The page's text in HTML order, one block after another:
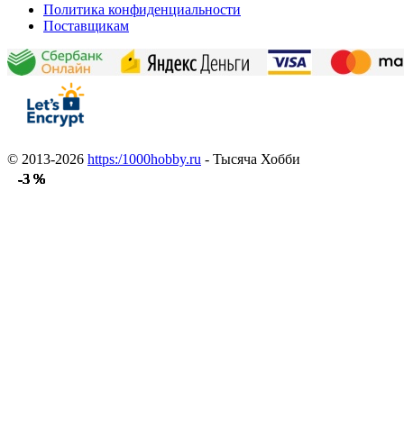
-3 %
-3 %
-3 %
-3 %
-3 %
-3 %
-3 %
-3 %
-3 %
-3 %
-3 %
-3 %
Политика конфиденциальности
Поставщикам
© 2013-2026 https:/1000hobby.ru - Тысяча Хобби